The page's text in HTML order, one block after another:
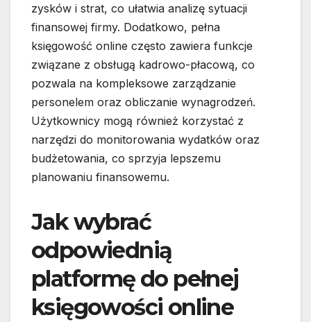
zysków i strat, co ułatwia analizę sytuacji
finansowej firmy. Dodatkowo, pełna
księgowość online często zawiera funkcje
związane z obsługą kadrowo-płacową, co
pozwala na kompleksowe zarządzanie
personelem oraz obliczanie wynagrodzeń.
Użytkownicy mogą również korzystać z
narzędzi do monitorowania wydatków oraz
budżetowania, co sprzyja lepszemu
planowaniu finansowemu.
Jak wybrać
odpowiednią
platformę do pełnej
księgowości online